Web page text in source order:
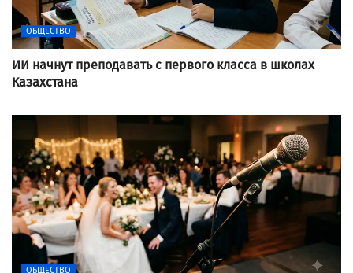
ОБЩЕСТВО
ИИ начнут преподавать с первого класса в школах
Казахстана
ОБЩЕСТВО